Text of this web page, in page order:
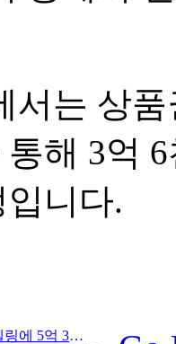
서는 상
해 3억
니다.
Prev:황산 관광청: 호텔 리모델링에 5억 3천만 위안 투자 계획